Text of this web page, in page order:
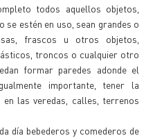
todos aquellos objetos,
estén en uso, sean grandes o
frascos u otros objetos,
troncos o cualquier otro
formar paredes adonde el
importante, tener la
las veredas, calles, terrenos
día bebederos y comederos de